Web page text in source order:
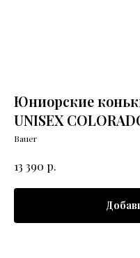
Юниорские
UNISEX
Bauer
13 390 р.